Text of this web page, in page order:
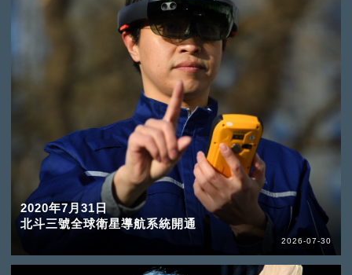
2020年7月31日
北斗三號全球衛星導航系統開通
2026-07-30